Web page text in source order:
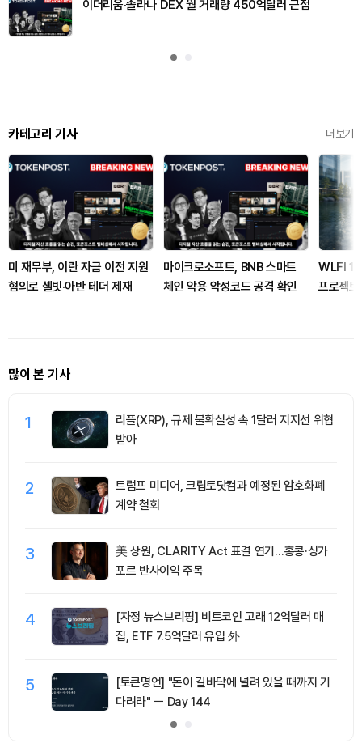
이더리움·솔라나 DEX 월 거래량 450억달러 근접
카테고리 기사 더보기
미 재무부, 이란 자금 이전 지원
혐의로 셸빗·아반 테더 제재
마이크로소프트, BNB 스마트
체인 악용 악성코드 공격 확인
WLFI 1
프로젝
많이 본 기사
1
리플(XRP), 규제 불확실성 속 1달러 지지선 위협
받아
2
트럼프 미디어, 크립토닷컴과 예정된 암호화폐
계약 철회
3
美 상원, CLARITY Act 표결 연기…홍콩·싱가
포르 반사이익 주목
4
[자정 뉴스브리핑] 비트코인 고래 12억달러 매
집, ETF 7.5억달러 유입 外
5
[토큰명언] "돈이 길바닥에 널려 있을 때까지 기
다려라" ㅡ Day 144